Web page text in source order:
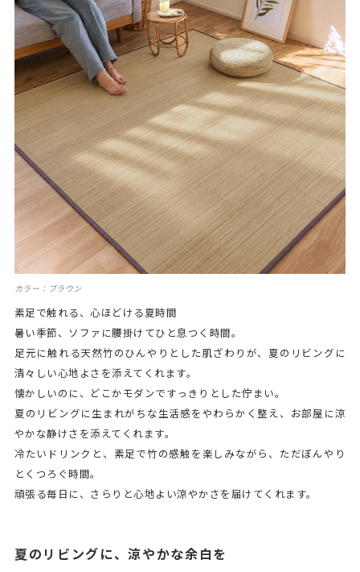
カラー：ブラウン
素足で触れる、心ほどける夏時間
暑い季節、ソファに腰掛けてひと息つく時間。
足元に触れる天然竹のひんやりとした肌ざわりが、夏のリビングに
清々しい心地よさを添えてくれます。
懐かしいのに、どこかモダンですっきりとした佇まい。
夏のリビングに生まれがちな生活感をやわらかく整え、お部屋に涼
やかな静けさを添えてくれます。
冷たいドリンクと、素足で竹の感触を楽しみながら、ただぼんやり
とくつろぐ時間。
頑張る毎日に、さらりと心地よい涼やかさを届けてくれます。
夏のリビングに、涼やかな余白を